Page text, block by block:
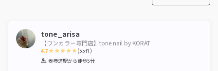
tone_arisa
【ワンカラー専門店】tone nail by KORAT
4.7
1 2 3 4 5
(55件)
表参道駅から徒歩5分